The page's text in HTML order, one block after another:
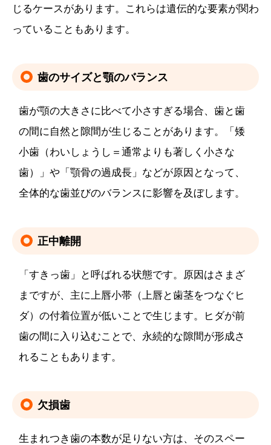
じるケースがあります。これらは遺伝的な要素が関わ
っていることもあります。
歯のサイズと顎のバランス
歯が顎の大きさに比べて小さすぎる場合、歯と歯
の間に自然と隙間が生じることがあります。「矮
小歯（わいしょうし＝通常よりも著しく小さな
歯）」や「顎骨の過成長」などが原因となって、
全体的な歯並びのバランスに影響を及ぼします。
正中離開
「すきっ歯」と呼ばれる状態です。原因はさまざ
まですが、主に上唇小帯（上唇と歯茎をつなぐヒ
ダ）の付着位置が低いことで生じます。ヒダが前
歯の間に入り込むことで、永続的な隙間が形成さ
れることもあります。
欠損歯
生まれつき歯の本数が足りない方は、そのスペー